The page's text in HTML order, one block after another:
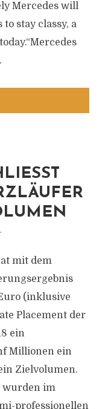
Mercedes will
stay classy, a
I
M
mit dem
(inklusive
Placement der
ein
Millionen ein
Zielvolumen.
wurden im
professionellen